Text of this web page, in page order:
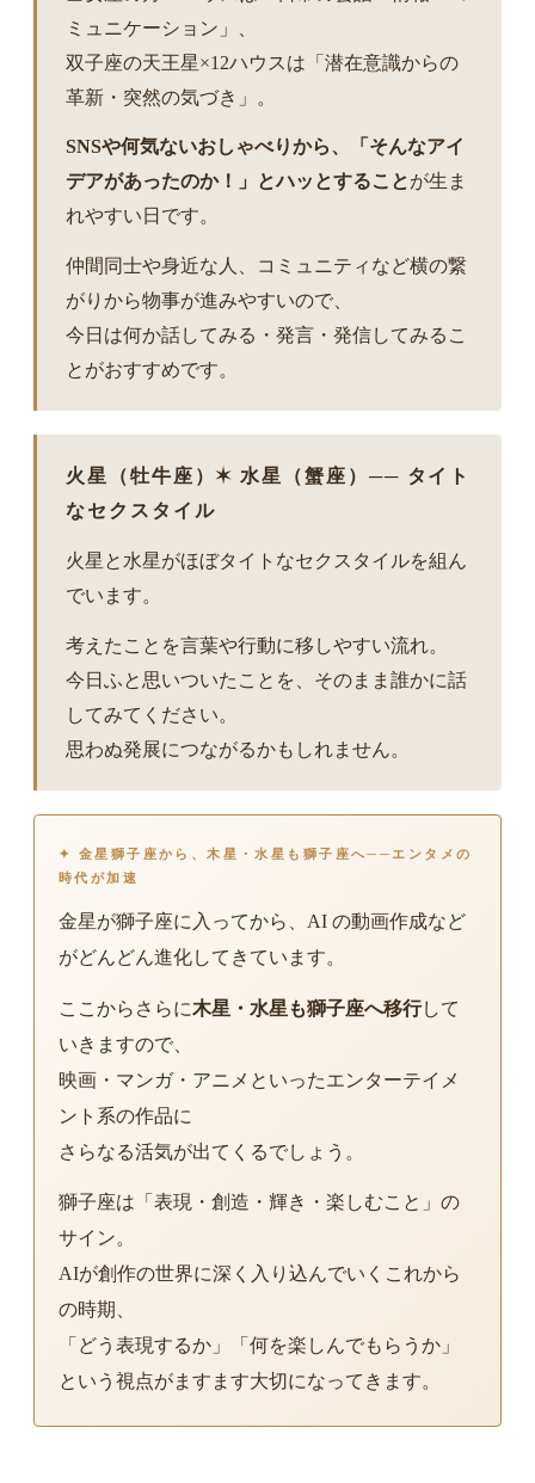
ミュニケーション」、
双子座の天王星×12ハウスは「潜在意識からの
革新・突然の気づき」。
SNSや何気ないおしゃべりから、「そんなアイ
デアがあったのか！」とハッとすることが生ま
れやすい日です。
仲間同士や身近な人、コミュニティなど横の繋
がりから物事が進みやすいので、
今日は何か話してみる・発言・発信してみるこ
とがおすすめです。
火星（牡牛座）✶ 水星（蟹座）── タイト
なセクスタイル
火星と水星がほぼタイトなセクスタイルを組ん
でいます。
考えたことを言葉や行動に移しやすい流れ。
今日ふと思いついたことを、そのまま誰かに話
してみてください。
思わぬ発展につながるかもしれません。
✦ 金星獅子座から、木星・水星も獅子座へ──エンタメの
時代が加速
金星が獅子座に入ってから、AI の動画作成など
がどんどん進化してきています。
ここからさらに木星・水星も獅子座へ移行して
いきますので、
映画・マンガ・アニメといったエンターテイメ
ント系の作品に
さらなる活気が出てくるでしょう。
獅子座は「表現・創造・輝き・楽しむこと」の
サイン。
AIが創作の世界に深く入り込んでいくこれから
の時期、
「どう表現するか」「何を楽しんでもらうか」
という視点がますます大切になってきます。